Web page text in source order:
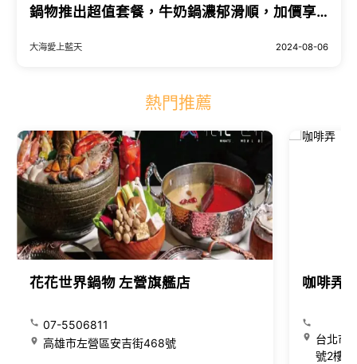
鍋物推出超值套餐，牛奶鍋濃郁滑順，加價享
大海愛上藍天 2024-08-06
熱門推薦
花花世界鍋物 左營旗艦店
07-5506811
高雄市左營區安吉街468號
咖啡弄
台北市
號2樓